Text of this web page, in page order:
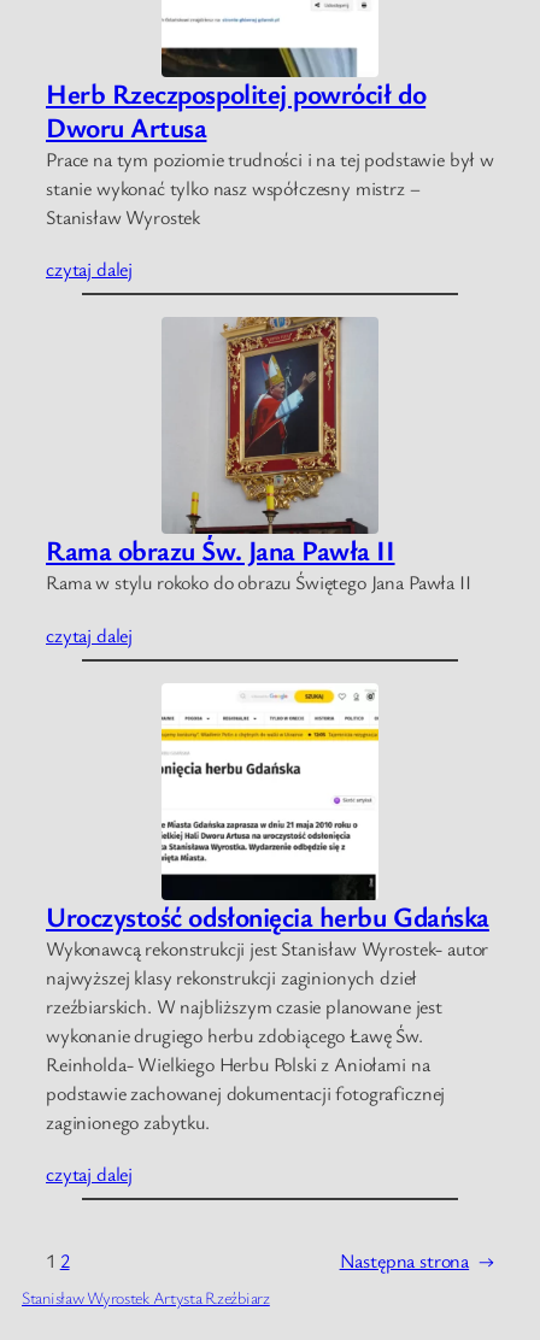
Herb Rzeczpospolitej powrócił do
Dworu Artusa
Prace na tym poziomie trudności i na tej podstawie był w
stanie wykonać tylko nasz współczesny mistrz –
Stanisław Wyrostek
czytaj dalej
Rama obrazu Św. Jana Pawła II
Rama w stylu rokoko do obrazu Świętego Jana Pawła II
czytaj dalej
Uroczystość odsłonięcia herbu Gdańska
Wykonawcą rekonstrukcji jest Stanisław Wyrostek- autor
najwyższej klasy rekonstrukcji zaginionych dzieł
rzeźbiarskich. W najbliższym czasie planowane jest
wykonanie drugiego herbu zdobiącego Ławę Św.
Reinholda- Wielkiego Herbu Polski z Aniołami na
podstawie zachowanej dokumentacji fotograficznej
zaginionego zabytku.
czytaj dalej
1 2 Następna strona →
Stanisław Wyrostek Artysta Rzeźbiarz